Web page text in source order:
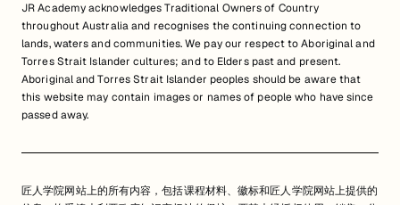
JR Academy acknowledges Traditional Owners of Country
throughout Australia and recognises the continuing connection to
lands, waters and communities. We pay our respect to Aboriginal and
Torres Strait Islander cultures; and to Elders past and present.
Aboriginal and Torres Strait Islander peoples should be aware that
this website may contain images or names of people who have since
passed away.
匠人学院网站上的所有内容，包括课程材料、徽标和匠人学院网站上提供的